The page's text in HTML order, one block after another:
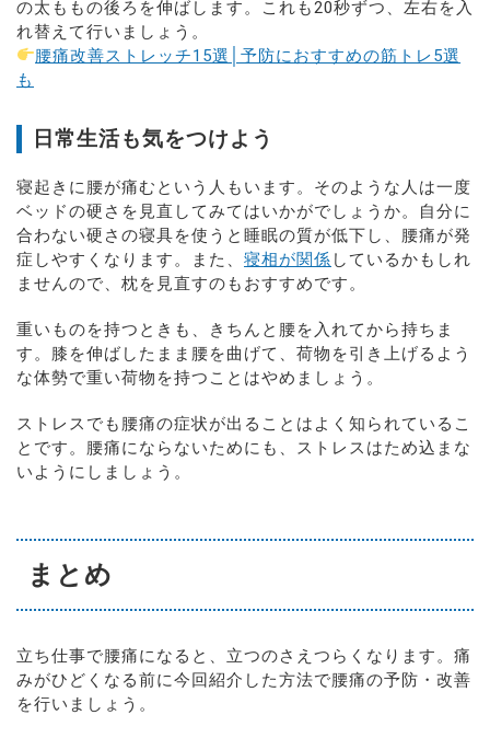
の太ももの後ろを伸ばします。これも20秒ずつ、左右を入
れ替えて行いましょう。
腰痛改善ストレッチ15選│予防におすすめの筋トレ5選
も
日常生活も気をつけよう
寝起きに腰が痛むという人もいます。そのような人は一度
ベッドの硬さを見直してみてはいかがでしょうか。自分に
合わない硬さの寝具を使うと睡眠の質が低下し、腰痛が発
症しやすくなります。また、 寝相が関係 しているかもしれ
ませんので、枕を見直すのもおすすめです。
重いものを持つときも、きちんと腰を入れてから持ちま
す。膝を伸ばしたまま腰を曲げて、荷物を引き上げるよう
な体勢で重い荷物を持つことはやめましょう。
ストレスでも腰痛の症状が出ることはよく知られているこ
とです。腰痛にならないためにも、ストレスはため込まな
いようにしましょう。
まとめ
立ち仕事で腰痛になると、立つのさえつらくなります。痛
みがひどくなる前に今回紹介した方法で腰痛の予防・改善
を行いましょう。